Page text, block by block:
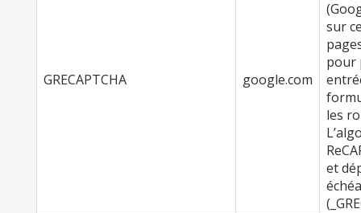
GRECAPTCHA google.com
sur
pour
les
et